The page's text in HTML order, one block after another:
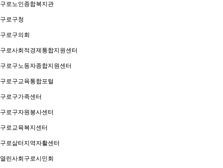
구로노인종합복지관
구로구청
구로구의회
구로사회적경제통합지원센터
구로구노동자종합지원센터
구로구교육통합포털
구로구가족센터
구로구자원봉사센터
구로교육복지센터
구로삶터지역자활센터
열린사회구로시민회